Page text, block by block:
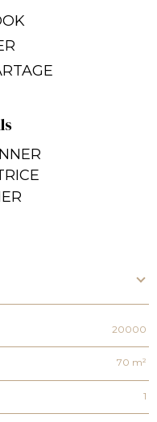
20000
70 m²
1